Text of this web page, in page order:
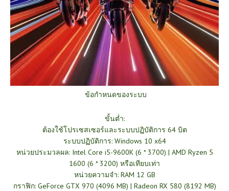
ข้อกำหนดของระบบ
ขั้นต่ำ:
ต้องใช้โปรเซสเซอร์และระบบปฏิบัติการ 64 บิต
ระบบปฏิบัติการ: Windows 10 x64
หน่วยประมวลผล: Intel Core i5-9600K (6 * 3700) | AMD Ryzen 5
1600 (6 * 3200) หรือเทียบเท่า
หน่วยความจำ: RAM 12 GB
กราฟิก: GeForce GTX 970 (4096 MB) | Radeon RX 580 (8192 MB)